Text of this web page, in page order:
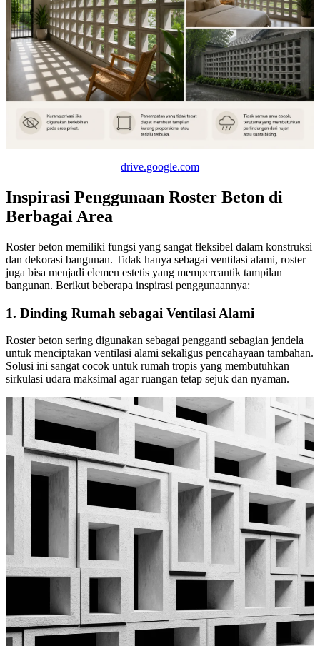
drive.google.com
Inspirasi Penggunaan Roster Beton di
Berbagai Area
Roster beton memiliki fungsi yang sangat fleksibel dalam konstruksi
dan dekorasi bangunan. Tidak hanya sebagai ventilasi alami, roster
juga bisa menjadi elemen estetis yang mempercantik tampilan
bangunan. Berikut beberapa inspirasi penggunaannya:
1. Dinding Rumah sebagai Ventilasi Alami
Roster beton sering digunakan sebagai pengganti sebagian jendela
untuk menciptakan ventilasi alami sekaligus pencahayaan tambahan.
Solusi ini sangat cocok untuk rumah tropis yang membutuhkan
sirkulasi udara maksimal agar ruangan tetap sejuk dan nyaman.